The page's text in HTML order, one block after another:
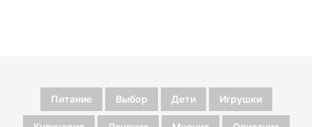
Питание Выбор Дети Игрушки